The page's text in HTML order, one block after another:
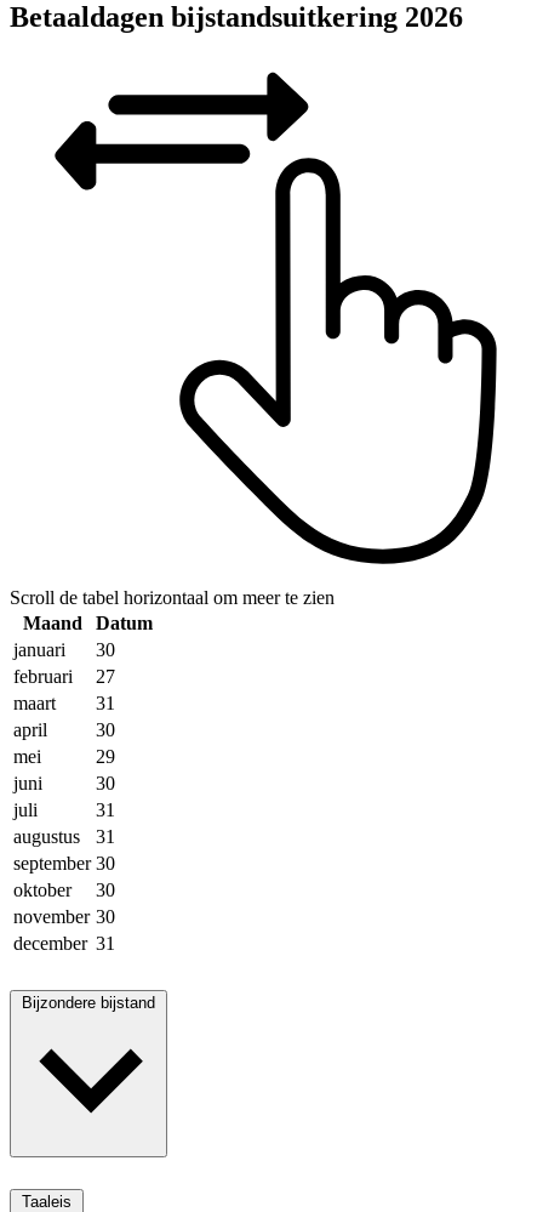
Betaaldagen bijstandsuitkering 2026
Scroll de tabel horizontaal om meer te zien
Maand
Datum
januari
30
februari
27
maart
31
april
30
mei
29
juni
30
juli
31
augustus
31
september 30
oktober
30
november 30
december 31
Bijzondere bijstand
Taaleis